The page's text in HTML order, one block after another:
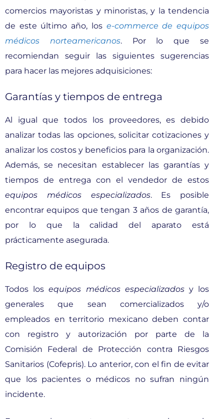
comercios mayoristas y minoristas, y la tendencia
de este último año, lose-commerce de equipos
médicos norteamericanos. Por lo que se
recomiendan seguir las siguientes sugerencias
para hacer las mejores adquisiciones:
Garantías y tiempos de entrega
Al igual que todos los proveedores, es debido
analizar todas las opciones, solicitar cotizaciones y
analizar los costos y beneficios para la organización.
Además, se necesitan establecer las garantías y
tiempos de entrega con el vendedor de estos
equipos médicos especializados. Es posible
encontrar equipos que tengan 3 años de garantía,
por lo que la calidad del aparato está
prácticamente asegurada.
Registro de equipos
Todos losequipos médicos especializadosy los
generales que sean comercializados y/o
empleados en territorio mexicano deben contar
con registro y autorización por parte de la
Comisión Federal de Protección contra Riesgos
Sanitarios (Cofepris). Lo anterior, con el fin de evitar
que los pacientes o médicos no sufran ningún
incidente.